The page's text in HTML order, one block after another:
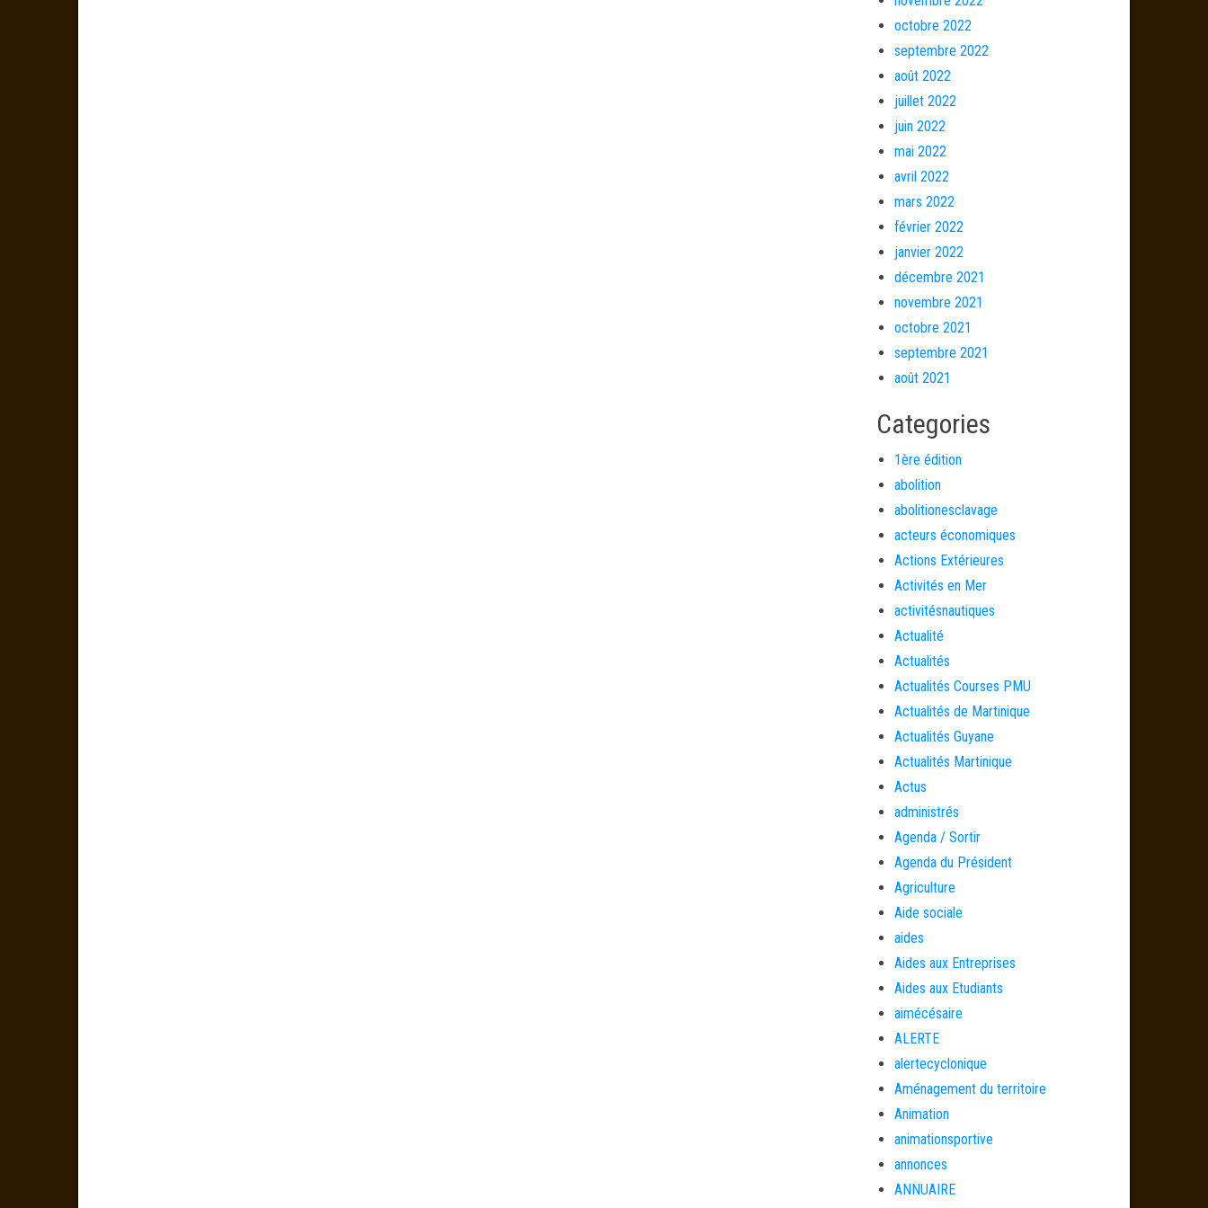
octobre 2022
septembre 2022
août 2022
juillet 2022
juin 2022
mai 2022
avril 2022
mars 2022
février 2022
janvier 2022
décembre 2021
novembre 2021
octobre 2021
septembre 2021
août 2021
Categories
1ère édition
abolition
abolitionesclavage
acteurs économiques
Actions Extérieures
Activités en Mer
activitésnautiques
Actualité
Actualités
Actualités Courses PMU
Actualités de Martinique
Actualités Guyane
Actualités Martinique
Actus
administrés
Agenda / Sortir
Agenda du Président
Agriculture
Aide sociale
aides
Aides aux Entreprises
Aides aux Etudiants
aimécésaire
ALERTE
alertecyclonique
Aménagement du territoire
Animation
animationsportive
annonces
ANNUAIRE